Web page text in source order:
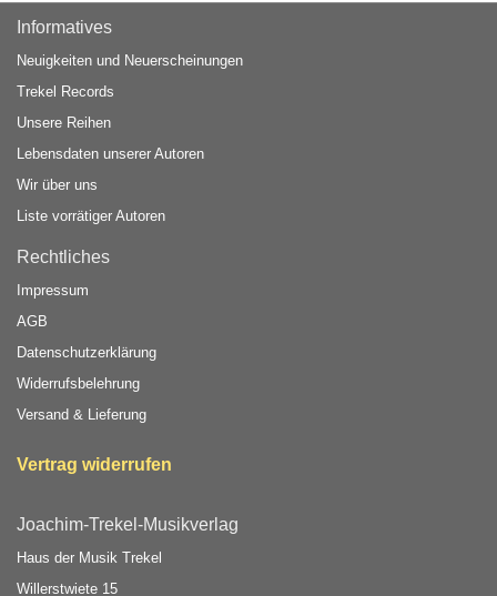
Informatives
Neuigkeiten und Neuerscheinungen
Trekel Records
Unsere Reihen
Lebensdaten unserer Autoren
Wir über uns
Liste vorrätiger Autoren
Rechtliches
Impressum
AGB
Datenschutzerklärung
Widerrufsbelehrung
Versand & Lieferung
Vertrag widerrufen
Joachim-Trekel-Musikverlag
Haus der Musik Trekel
Willerstwiete 15